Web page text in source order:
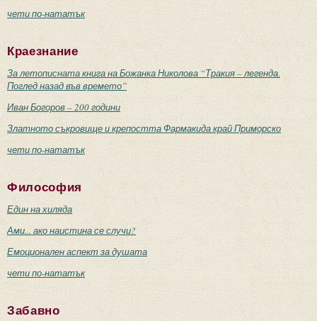
чети по-нататък
Краезнание
За летописната книга на Божанка Николова “Тракия – легенда.
Поглед назад във времето”
Иван Богоров – 200 години
Златното съкровище и крепостта Фармакида край Приморско
чети по-нататък
Философия
Един на хиляда
Ами... ако наистина се случи?
Емоционален аспект за душата
чети по-нататък
Забавно